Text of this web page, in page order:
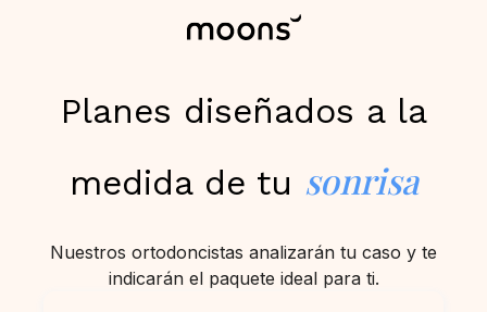
Planes diseñados a la
medida de tu sonrisa
Nuestros ortodoncistas analizarán tu caso y te
indicarán el paquete ideal para ti.